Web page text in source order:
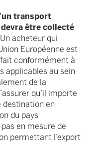
transport
être collecté
Un acheteur qui
Européenne est
fait conformément à
applicables au sein
de la
qu’il importe
destination en
du pays
en mesure de
permettant l’export